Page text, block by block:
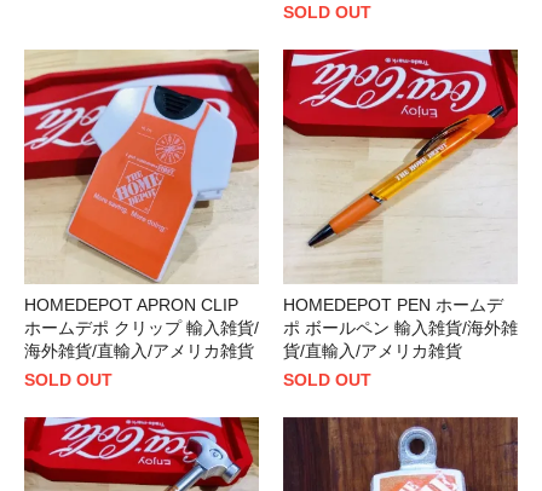
SOLD OUT
HOMEDEPOT APRON CLIP
ホームデポ クリップ 輸入雑貨/
海外雑貨/直輸入/アメリカ雑貨
SOLD OUT
HOMEDEPOT PEN ホームデ
ポ ボールペン 輸入雑貨/海外雑
貨/直輸入/アメリカ雑貨
SOLD OUT